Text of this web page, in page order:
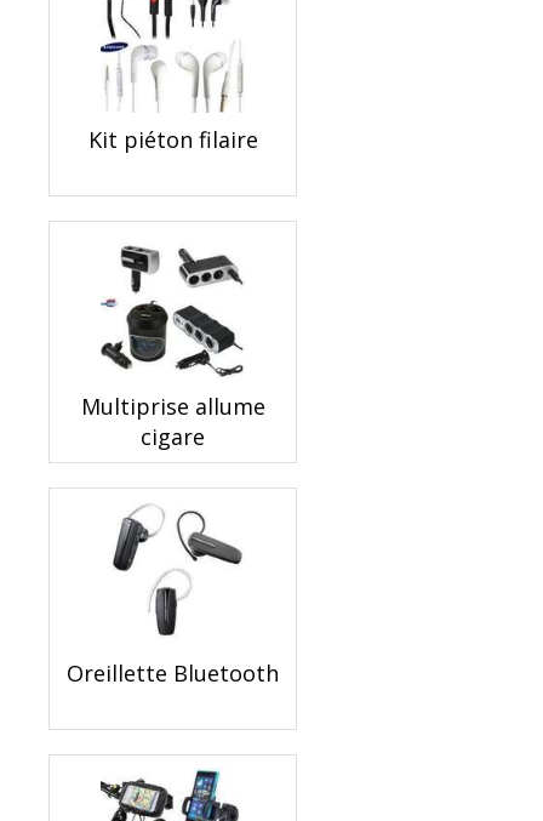
Kit piéton filaire
Multiprise allume
cigare
Oreillette Bluetooth